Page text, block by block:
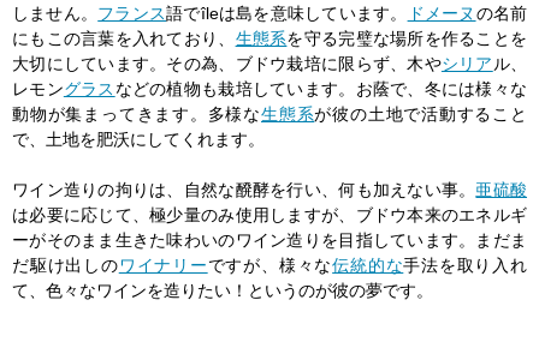
しません。 フランス語でîleは島を意味しています。 ドメーヌ の名前
にもこの言葉を入れており、 生態系を守る完璧な場所を作ることを
大切にしています。その為、ブドウ栽培に限らず、木やシリア ル、
レモングラス などの植物も栽培しています。お蔭で、冬には様々な
動物が集まってきます。多様な生態系が彼の土地で活動すること
で、土地を肥沃にしてくれます。
ワイン造りの拘りは、自然な醗酵を行い、何も加えない事。 亜硫酸
は必要に応じて、極少量のみ使用しますが、ブドウ本来のエネルギ
ーがそのまま生きた味わいのワイン造りを目指しています。まだま
だ駆け出しのワイナリーですが、様々な伝統的な手法を取り入れ
て、色々なワインを造りたい！というのが彼の夢です。